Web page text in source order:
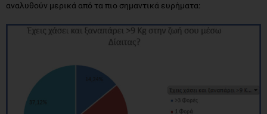
αναλυθούν μερικά από τα πιο σημαντικά ευρήματα: